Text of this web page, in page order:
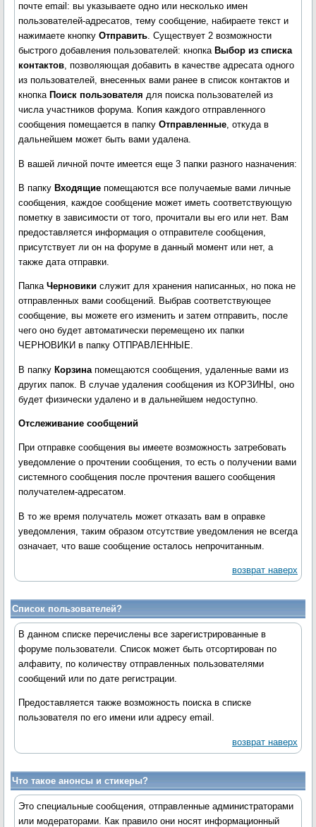
почте email: вы указываете одно или несколько имен
пользователей-адресатов, тему сообщение, набираете текст и
нажимаете кнопку Отправить. Существует 2 возможности
быстрого добавления пользователей: кнопка Выбор из списка
контактов, позволяющая добавить в качестве адресата одного
из пользователей, внесенных вами ранее в список контактов и
кнопка Поиск пользователя для поиска пользователей из
числа участников форума. Копия каждого отправленного
сообщения помещается в папку Отправленные, откуда в
дальнейшем может быть вами удалена.
В вашей личной почте имеется еще 3 папки разного назначения:
В папку Входящие помещаются все получаемые вами личные
сообщения, каждое сообщение может иметь соответствующую
пометку в зависимости от того, прочитали вы его или нет. Вам
предоставляется информация о отправителе сообщения,
присутствует ли он на форуме в данный момент или нет, а
также дата отправки.
Папка Черновики служит для хранения написанных, но пока не
отправленных вами сообщений. Выбрав соответствующее
сообщение, вы можете его изменить и затем отправить, после
чего оно будет автоматически перемещено их папки
ЧЕРНОВИКИ в папку ОТПРАВЛЕННЫЕ.
В папку Корзина помещаются сообщения, удаленные вами из
других папок. В случае удаления сообщения из КОРЗИНЫ, оно
будет физически удалено и в дальнейшем недоступно.
Отслеживание сообщений
При отправке сообщения вы имеете возможность затребовать
уведомление о прочтении сообщения, то есть о получении вами
системного сообщения после прочтения вашего сообщения
получателем-адресатом.
В то же время получатель может отказать вам в оправке
уведомления, таким образом отсутствие уведомления не всегда
означает, что ваше сообщение осталось непрочитанным.
возврат наверх
Список пользователей?
В данном списке перечислены все зарегистрированные в
форуме пользователи. Список может быть отсортирован по
алфавиту, по количеству отправленных пользователями
сообщений или по дате регистрации.
Предоставляется также возможность поиска в списке
пользователя по его имени или адресу email.
возврат наверх
Что такое анонсы и стикеры?
Это специальные сообщения, отправленные администраторами
или модераторами. Как правило они носят информационный